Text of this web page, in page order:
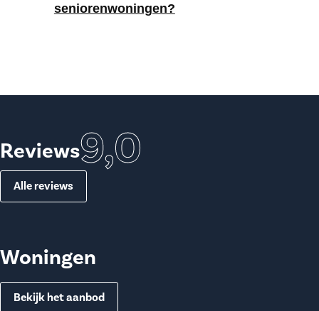
seniorenwoningen?
Reviews9,0
Alle reviews
Woningen
Bekijk het aanbod